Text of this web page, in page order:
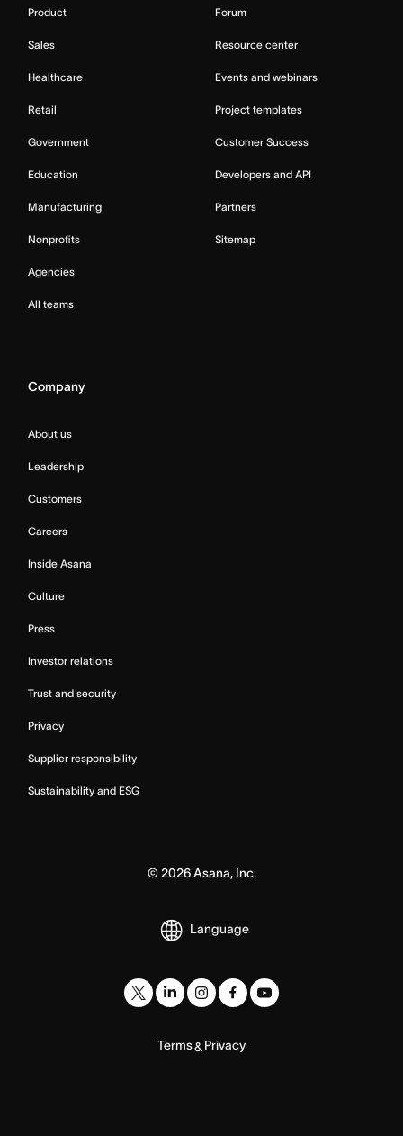
Product
Sales
Healthcare
Retail
Government
Education
Manufacturing
Nonprofits
Agencies
All teams
Forum
Resource center
Events and webinars
Project templates
Customer Success
Developers and API
Partners
Sitemap
Company
About us
Leadership
Customers
Careers
Inside Asana
Culture
Press
Investor relations
Trust and security
Privacy
Supplier responsibility
Sustainability and ESG
© 2026Asana, Inc.
Language
Terms& Privacy